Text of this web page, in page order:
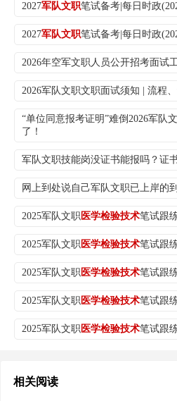
2027军队文职笔试备考|每日时政
2027军队文职笔试备考|每日时政
2026年空军文职人员公开招考面试
2026军队文职文职面试须知 | 流程
“单位同意报考证明”难倒2026军队
了！
军队文职技能岗没证书能报吗？证
网上到处说自己军队文职已上岸的
2025军队文职医学检验技术笔试跟
2025军队文职医学检验技术笔试跟
2025军队文职医学检验技术笔试跟
2025军队文职医学检验技术笔试跟
2025军队文职医学检验技术笔试跟
相关阅读